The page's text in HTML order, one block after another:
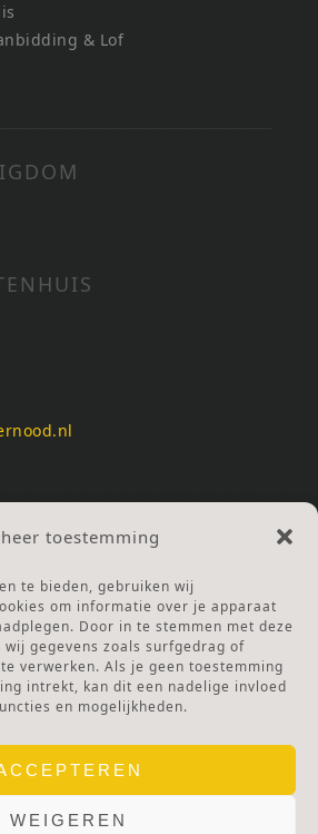
toestemming
te bieden, gebruiken wij
om informatie over je apparaat
Door in te stemmen met deze
gegevens zoals surfgedrag of
verwerken. Als je geen toestemming
intrekt, kan dit een nadelige invloed
en mogelijkheden.
WEIGEREN
& Lof